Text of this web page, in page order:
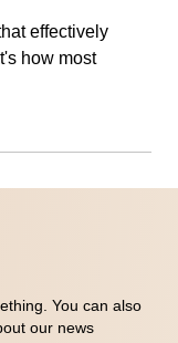
effectively
how most
You can also
our news